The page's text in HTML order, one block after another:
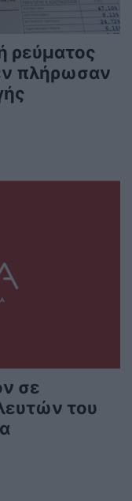
ρεύματος
πλήρωσαν
σε
του